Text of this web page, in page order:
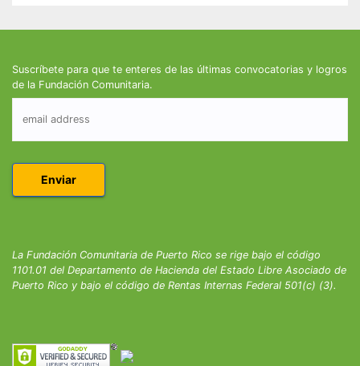
Suscríbete para que te enteres de las últimas convocatorias y logros
de la Fundación Comunitaria.
La Fundación Comunitaria de Puerto Rico se rige bajo el código
1101.01 del Departamento de Hacienda del Estado Libre Asociado de
Puerto Rico y bajo el código de Rentas Internas Federal 501(c) (3).